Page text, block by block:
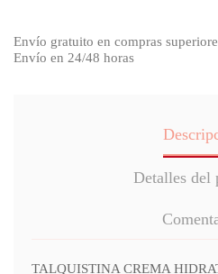
Envío gratuito en compras
Envío en 24/48 horas
Detalles del
TALQUISTINA CREMA